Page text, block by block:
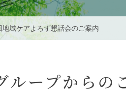
地域ケアよろず懇話会のご案内
ループからの